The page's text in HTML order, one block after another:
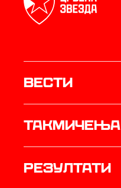
Вести
Такмичења
резултати